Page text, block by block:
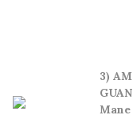
3)